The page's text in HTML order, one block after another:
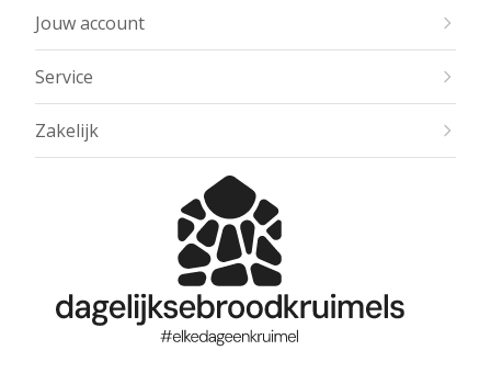
Jouw account
Service
Zakelijk